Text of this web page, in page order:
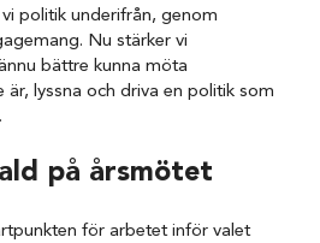
politik underifrån, genom
Nu stärker vi
bättre kunna möta
är, lyssna och driva en politik som
på årsmötet
för arbetet inför valet